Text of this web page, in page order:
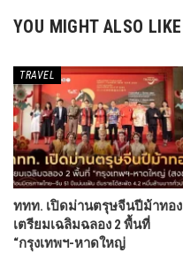
YOU MIGHT ALSO LIKE
TRAVEL​
ททท. เปิดม่านตรุษจีนปีม้าทอง
เตรียมเฉลิมฉลอง 2 พื้นที่
“กรุงเทพฯ-หาดใหญ่